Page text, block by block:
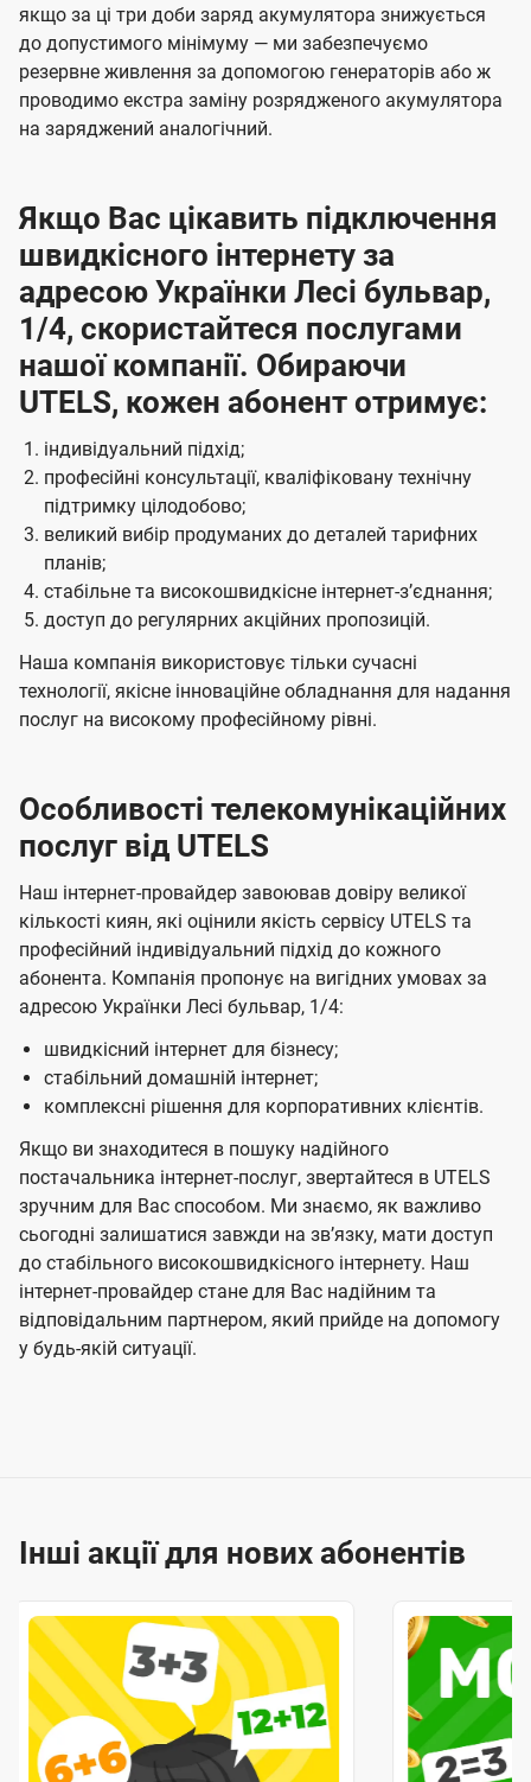
якщо за ці три доби заряд акумулятора знижується
до допустимого мінімуму — ми забезпечуємо
резервне живлення за допомогою генераторів або ж
проводимо екстра заміну розрядженого акумулятора
на заряджений аналогічний.
Якщо Вас цікавить підключення
швидкісного інтернету за
адресою Українки Лесі бульвар,
1/4, скористайтеся послугами
нашої компанії. Обираючи
UTELS, кожен абонент отримує:
індивідуальний підхід;
професійні консультації, кваліфіковану технічну
підтримку цілодобово;
великий вибір продуманих до деталей тарифних
планів;
стабільне та високошвидкісне інтернет-зʼєднання;
доступ до регулярних акційних пропозицій.
Наша компанія використовує тільки сучасні
технології, якісне інноваційне обладнання для надання
послуг на високому професійному рівні.
Особливості телекомунікаційних
послуг від UTELS
Наш інтернет-провайдер завоював довіру великої
кількості киян, які оцінили якість сервісу UTELS та
професійний індивідуальний підхід до кожного
абонента. Компанія пропонує на вигідних умовах за
адресою Українки Лесі бульвар, 1/4:
швидкісний інтернет для бізнесу;
стабільний домашній інтернет;
комплексні рішення для корпоративних клієнтів.
Якщо ви знаходитеся в пошуку надійного
постачальника інтернет-послуг, звертайтеся в UTELS
зручним для Вас способом. Ми знаємо, як важливо
сьогодні залишатися завжди на звʼязку, мати доступ
до стабільного високошвидкісного інтернету. Наш
інтернет-провайдер стане для Вас надійним та
відповідальним партнером, який прийде на допомогу
у будь-якій ситуації.
Інші акції для нових абонентів